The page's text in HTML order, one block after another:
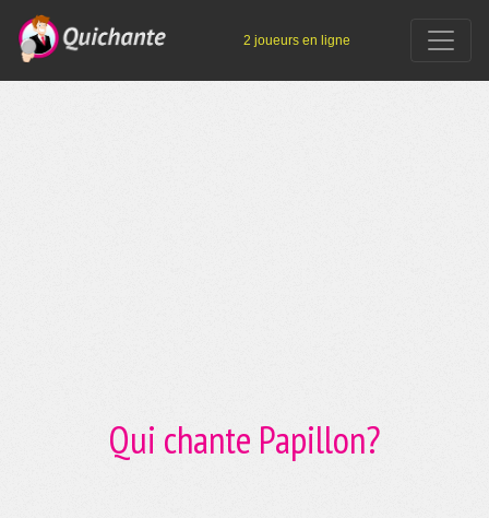
2 joueurs en ligne
Qui chante Papillon?